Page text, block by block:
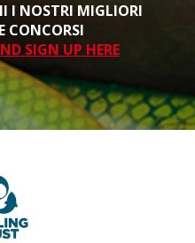
I NOSTRI MIGLIORI
CONCORSI
SIGN UP HERE